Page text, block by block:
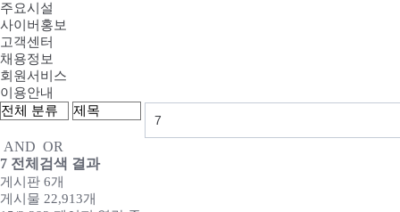
주요시설
사이버홍보
고객센터
채용정보
회원서비스
이용안내
AND OR
7 전체검색 결과
게시판 6개
게시물 22,913개